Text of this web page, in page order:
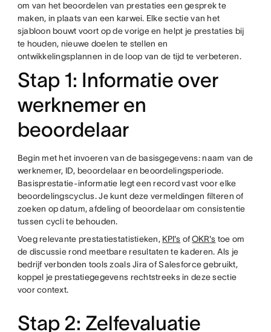
om van het beoordelen van prestaties een gesprek te
maken, in plaats van een karwei. Elke sectie van het
sjabloon bouwt voort op de vorige en helpt je prestaties bij
te houden, nieuwe doelen te stellen en
ontwikkelingsplannen in de loop van de tijd te verbeteren.
Stap 1: Informatie over
werknemer en
beoordelaar
Begin met het invoeren van de basisgegevens: naam van de
werknemer, ID, beoordelaar en beoordelingsperiode.
Basisprestatie-informatie legt een record vast voor elke
beoordelingscyclus. Je kunt deze vermeldingen filteren of
zoeken op datum, afdeling of beoordelaar om consistentie
tussen cycli te behouden.
Voeg relevante prestatiestatistieken, KPI's ofOKR's toe om
de discussie rond meetbare resultaten te kaderen. Als je
bedrijf verbonden tools zoals Jira of Salesforce gebruikt,
koppel je prestatiegegevens rechtstreeks in deze sectie
voor context.
Stap 2: Zelfevaluatie